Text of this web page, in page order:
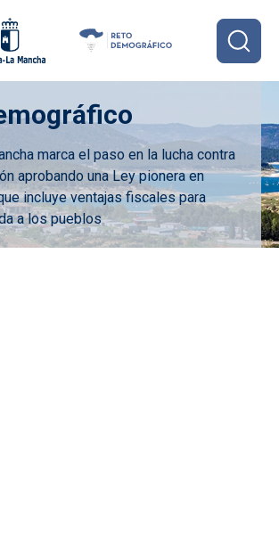
marca el paso en la lucha contra
aprobando una Ley pionera en
incluye ventajas fiscales para
a los pueblos